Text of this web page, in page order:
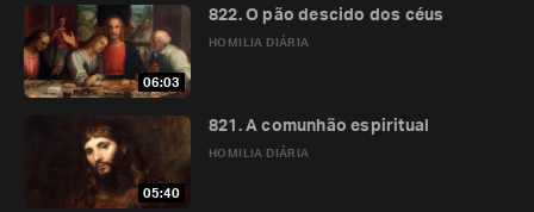
06:03
HOMILIA DIÁRIA
822. O pão descido dos céus
05:40
HOMILIA DIÁRIA
821. A comunhão espiritual